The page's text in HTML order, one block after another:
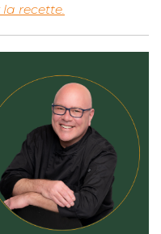
recette.